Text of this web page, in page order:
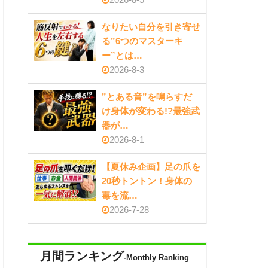
なりたい自分を引き寄せ
る”6つのマスターキ
ー”とは…
2026-8-3
”とある音”を鳴らすだ
け身体が変わる!?最強武
器が…
2026-8-1
【夏休み企画】足の爪を
20秒トントン！身体の
毒を流…
2026-7-28
月間ランキング-Monthly Ranking